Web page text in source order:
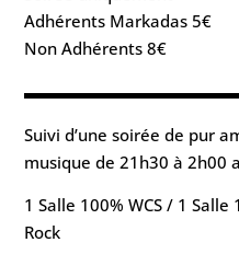
Adhérents Markadas 5€
Non Adhérents 8€
Suivi d’une soirée de pur
musique de 21h30 à 2h00
1 Salle 100% WCS / 1 Salle
Rock